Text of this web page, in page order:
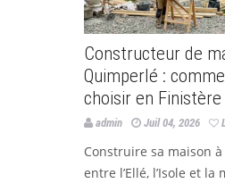
Constructeur de
Quimperlé :
choisir en Finistère
admin Juil 04, 2026
Construire sa maison
entre l’Ellé, l’Isole et